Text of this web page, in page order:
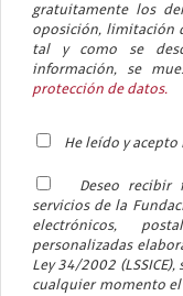
gratuitamente los
oposición, limitación
tal y como se
información, se
protección de datos.
He leído y
Deseo recibir
servicios de la
electrónicos,
personalizadas
Ley 34/2002
cualquier momento